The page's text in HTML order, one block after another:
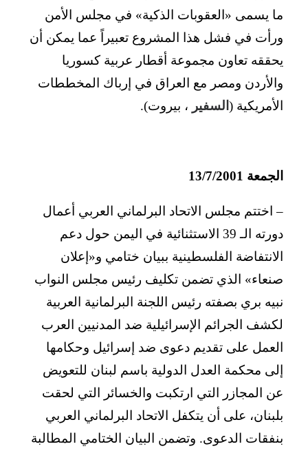
ما يسمى «العقوبات الذكية» في مجلس الأمن
ورأت في فشل هذا المشروع تعبيراً عما يمكن أن
يحققه تعاون مجموعة أقطار عربية كسوريا
والأردن ومصر مع العراق في إرباك المخططات
الأمريكية ( السفير ، بيروت).
الجمعة 13/7/2001
– اختتم مجلس الاتحاد البرلماني العربي أعمال
دورته الـ 39 الاستثنائية في اليمن حول دعم
الانتفاضة الفلسطينية ببيان ختامي و«إعلان
صنعاء» الذي تضمن تكليف رئيس مجلس النواب
نبيه بري بصفته رئيس اللجنة البرلمانية العربية
لكشف الجرائم الإسرائيلية ضد المدنيين العرب
العمل على تقديم دعوى ضد إسرائيل وحكامها
إلى محكمة العدل الدولية باسم لبنان للتعويض
عن المجازر التي ارتكبت والخسائر التي لحقت
بلبنان، على أن يتكفل الاتحاد البرلماني العربي
بنفقات الدعوى. وتضمن البيان الختامي المطالبة